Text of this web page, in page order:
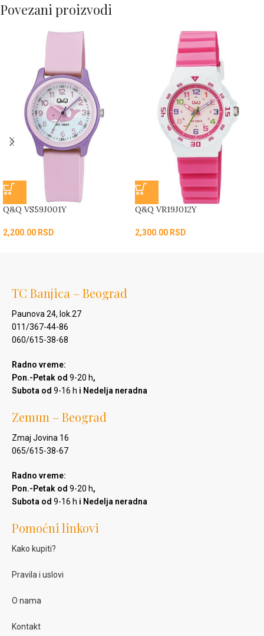
Povezani proizvodi
Q&Q VS59J001Y
2,200.00 RSD
Q&Q VR19J012Y
2,300.00 RSD
TC Banjica – Beograd
Paunova 24, lok.27
011/367-44-86
060/615-38-68
Radno vreme:
Pon.-Petak od 9-20 h,
Subota od 9-16 h i Nedelja neradna
Zemun – Beograd
Zmaj Jovina 16
065/615-38-67
Radno vreme:
Pon.-Petak od 9-20 h,
Subota od 9-16 h i Nedelja neradna
Pomoćni linkovi
Kako kupiti?
Pravila i uslovi
O nama
Kontakt